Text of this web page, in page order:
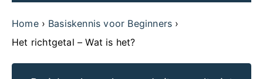
Home
Basiskennis voor Beginners
Het richtgetal – Wat is het?